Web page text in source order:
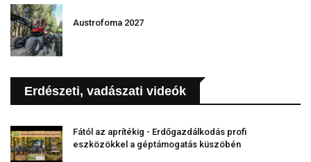
Austrofoma 2027
Erdészeti, vadászati videók
Fától az aprítékig - Erdőgazdálkodás profi
eszközökkel a géptámogatás küszöbén